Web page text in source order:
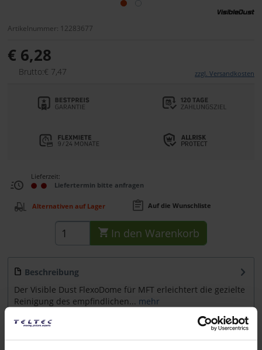
Artikelnummer: 12283677
€ 6,28
Brutto:€ 7,47 zzgl. Versandkosten
Lieferzeit:
Liefertermin bitte anfragen
Alternativen auf Lager Auf die Wunschliste
In den Warenkorb
Beschreibung
Der Visible Dust FlexoDome für MFT erleichtert die gezielte
Reinigung des empfindlichen... mehr